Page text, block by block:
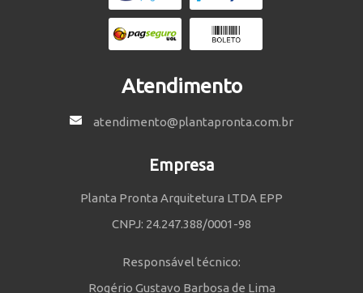
Atendimento
atendimento@plantapronta.com.br
Empresa
Planta Pronta Arquitetura LTDA EPP
CNPJ: 24.247.388/0001-98
Responsável técnico:
Rogério Gustavo Barbosa de Lima